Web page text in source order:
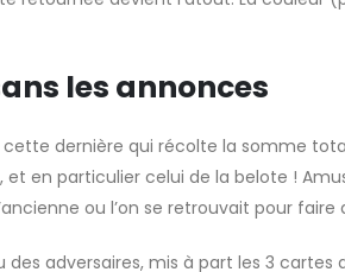
les annonces
cette dernière qui récolte la somme
en particulier celui de la belote !
ou l’on se retrouvait pour faire
adversaires, mis à part les 3 cartes